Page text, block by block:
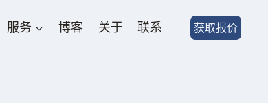
服务 博客 关于 联系 获取报价